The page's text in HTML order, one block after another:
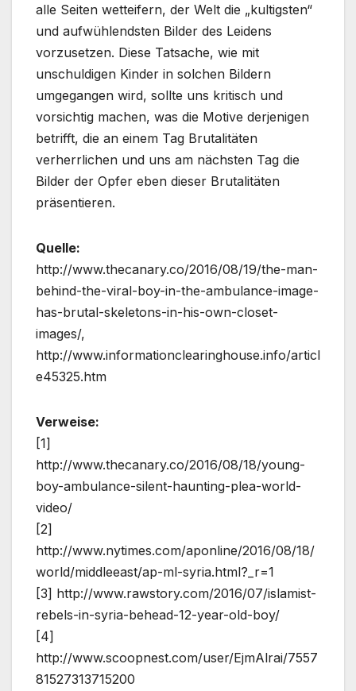
alle Seiten wetteifern, der Welt die „kultigsten“
und aufwühlendsten Bilder des Leidens
vorzusetzen. Diese Tatsache, wie mit
unschuldigen Kinder in solchen Bildern
umgegangen wird, sollte uns kritisch und
vorsichtig machen, was die Motive derjenigen
betrifft, die an einem Tag Brutalitäten
verherrlichen und uns am nächsten Tag die
Bilder der Opfer eben dieser Brutalitäten
präsentieren.
Quelle:
http://www.thecanary.co/2016/08/19/the-man-
behind-the-viral-boy-in-the-ambulance-image-
has-brutal-skeletons-in-his-own-closet-
images/,
http://www.informationclearinghouse.info/articl
e45325.htm
Verweise:
[1]
http://www.thecanary.co/2016/08/18/young-
boy-ambulance-silent-haunting-plea-world-
video/
[2]
http://www.nytimes.com/aponline/2016/08/18/
world/middleeast/ap-ml-syria.html?_r=1
[3] http://www.rawstory.com/2016/07/islamist-
rebels-in-syria-behead-12-year-old-boy/
[4]
http://www.scoopnest.com/user/EjmAlrai/7557
81527313715200